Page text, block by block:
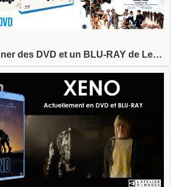
Tentez de gagner des DVD et un BLU-RAY de Les Cr...